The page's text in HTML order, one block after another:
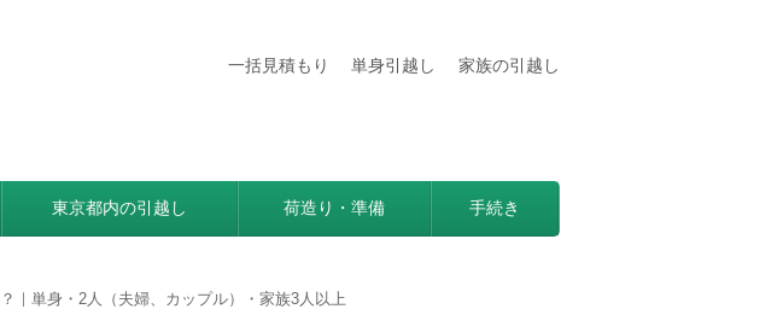
一括見積もり 単身引越し 家族の引越し
東京都内の引越し 荷造り・準備 手続き
｜単身・2人（夫婦、カップル）・家族3人以上